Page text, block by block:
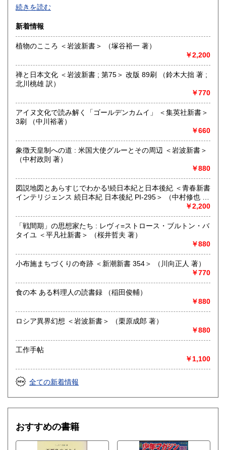
追分コロニーは「豊かな暮らし」をテーマにした「村の古本
屋」です。人が精神的に豊かな生活を送るための 様々な遊び
的「衣・食・住、アート、音楽、旅、 趣味、健康、文芸、経
済、社会、哲学、政治」 等の幅広いテーマを扱います。
「日本の古本屋」で販売している古本は、隣りの「文化磁場
油や」で一部展示販売も春～秋にしています、堀辰雄、立原
道造、加藤周一などのゆかりの土地柄です。信州にお越しの
沿線名：しなの鉄道
最寄駅：信濃追分駅
定休日：火・水曜日(夏季:毎日営業、冬季:天気次第)
書籍の買取について
◇近隣であれば書籍の買取をしています。少数であれば店へ
の持ち込み、あるいは量が多い場合はまずは電話などで相談
をさせていただくこともあります。
買取が出来る本とそうでない本があります、メール・電話等
で連絡頂ければと思います。
哲学宗教、歴史、社会科学、美術工芸、外国文学、趣味、サ
続きを読む
新着情報
植物のこころ ＜岩波新書＞ （塚谷裕一 著）
￥2,200
禅と日本文化 ＜岩波新書 ; 第75＞ 改版 89刷 （鈴木大拙 著 ;
北川桃雄 訳）
￥770
アイヌ文化で読み解く「ゴールデンカムイ」 ＜集英社新書＞
3刷 （中川裕著）
￥660
象徴天皇制への道 : 米国大使グルーとその周辺 ＜岩波新書＞
（中村政則 著）
￥880
図説地図とあらすじでわかる!続日本紀と日本後紀 ＜青春新書
インテリジェンス 続日本紀 日本後紀 PI-295＞ （中村修也 監
￥2,200
「戦間期」の思想家たち : レヴィ=ストロース・ブルトン・バ
タイユ ＜平凡社新書＞ （桜井哲夫 著）
￥880
小布施まちづくりの奇跡 ＜新潮新書 354＞ （川向正人 著）
￥770
食の本 ある料理人の読書録 （稲田俊輔）
￥880
ロシア異界幻想 ＜岩波新書＞ （栗原成郎 著）
￥880
工作手帖
￥1,100
全ての新着情報
おすすめの書籍